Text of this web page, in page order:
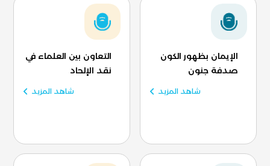
الإيمان بظهور الكون
صدفة جنون
شاهد المزيد
التعاون بين العلماء في
نقد الإلحاد
شاهد المزيد